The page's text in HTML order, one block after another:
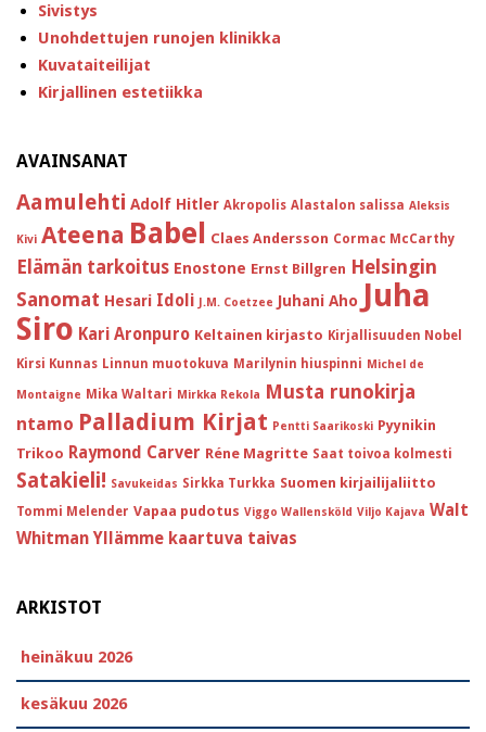
Sivistys
Unohdettujen runojen klinikka
Kuvataiteilijat
Kirjallinen estetiikka
AVAINSANAT
Aamulehti Adolf Hitler Akropolis Alastalon salissa Aleksis
Kivi Ateena Babel Claes Andersson Cormac McCarthy
Elämän tarkoitus Enostone Ernst Billgren Helsingin
Sanomat Hesari Idoli J.M. Coetzee Juhani Aho Juha
Siro Kari Aronpuro Keltainen kirjasto Kirjallisuuden Nobel
Kirsi Kunnas Linnun muotokuva Marilynin hiuspinni Michel de
Montaigne Mika Waltari Mirkka Rekola Musta runokirja
ntamo Palladium Kirjat Pentti Saarikoski Pyynikin
Trikoo Raymond Carver Réne Magritte Saat toivoa kolmesti
Satakieli! Savukeidas Sirkka Turkka Suomen kirjailijaliitto
Tommi Melender Vapaa pudotus Viggo Wallensköld Viljo Kajava Walt
Whitman Yllämme kaartuva taivas
ARKISTOT
heinäkuu 2026
kesäkuu 2026